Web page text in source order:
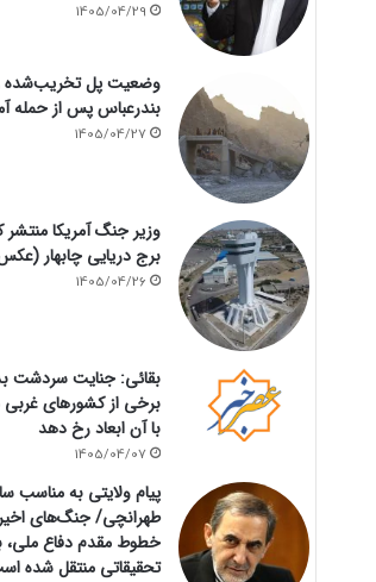
1405/04/29
وضعیت پل تخریب‌شده
بندرعباس پس از حمله
1405/04/27
وزیر جنگ آمریکا
برج دریایی چابهار
1405/04/26
بقائی: جنایت سردشت
برخی از کشورهای
با آن ابعاد رخ دهد
1405/04/07
پیام ولایتی به مناسب
طهرانچی/ جنگ‌های
خطوط مقدم دفاع ملی،
تحقیقاتی منتقل شده